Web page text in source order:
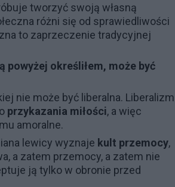
tworzyć swoją własną
różni się od sprawiedliwości
to zaprzeczenie tradycyjnej
określiłem, może być
nie może być liberalna. Liberalizm
przykazania miłości, a więc
amoralne.
lewicy wyznaje kult przemocy,
a zatem przemocy, a zatem nie
ją tylko w obronie przed